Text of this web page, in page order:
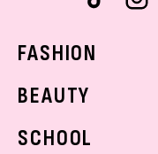
FASHION
着回し
BEAUTY
SCHOOL